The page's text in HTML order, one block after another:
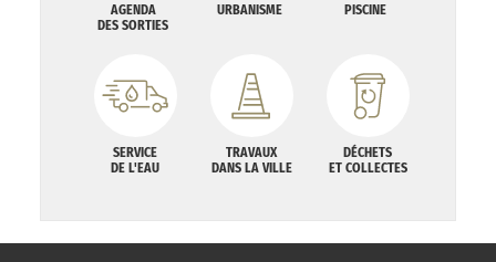
AGENDA
DES SORTIES
URBANISME PISCINE
SERVICE
DE L'EAU
TRAVAUX
DANS LA VILLE
DÉCHETS
ET COLLECTES